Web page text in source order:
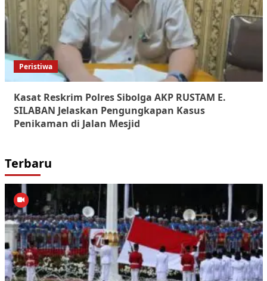
Peristiwa
Kasat Reskrim Polres Sibolga AKP RUSTAM E.
SILABAN Jelaskan Pengungkapan Kasus
Penikaman di Jalan Mesjid
Terbaru